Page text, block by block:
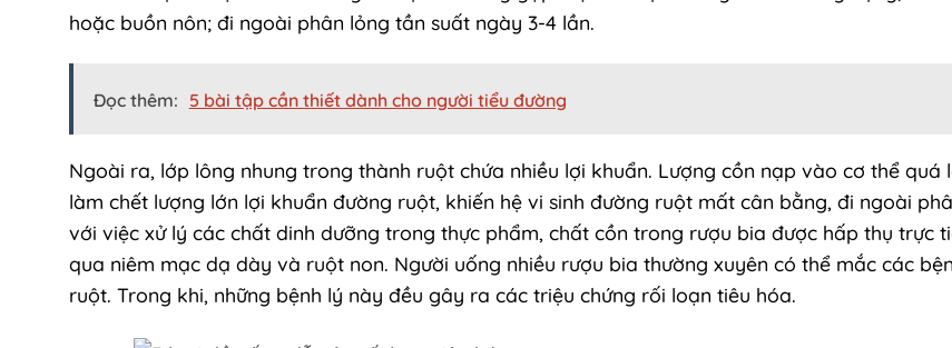
hoặc buồn nôn; đi ngoài phân lỏng tần suất ngày 3-4 lần.
Đọc thêm: 5 bài tập cần thiết dành cho người tiểu đường
Ngoài ra, lớp lông nhung trong thành ruột chứa nhiều lợi khuẩn. Lượng cồn nạp vào cơ thể quá
làm chết lượng lớn lợi khuẩn đường ruột, khiến hệ vi sinh đường ruột mất cân bằng, đi ngoài
với việc xử lý các chất dinh dưỡng trong thực phẩm, chất cồn trong rượu bia được hấp thụ trực
qua niêm mạc dạ dày và ruột non. Người uống nhiều rượu bia thường xuyên có thể mắc các
ruột. Trong khi, những bệnh lý này đều gây ra các triệu chứng rối loạn tiêu hóa.